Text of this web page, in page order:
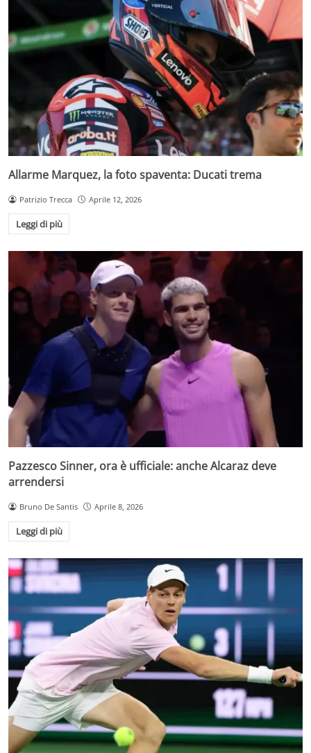
Allarme Marquez, la foto spaventa: Ducati trema
Patrizio Trecca Aprile 12, 2026
Leggi di più
Pazzesco Sinner, ora è ufficiale: anche Alcaraz deve
arrendersi
Bruno De Santis Aprile 8, 2026
Leggi di più